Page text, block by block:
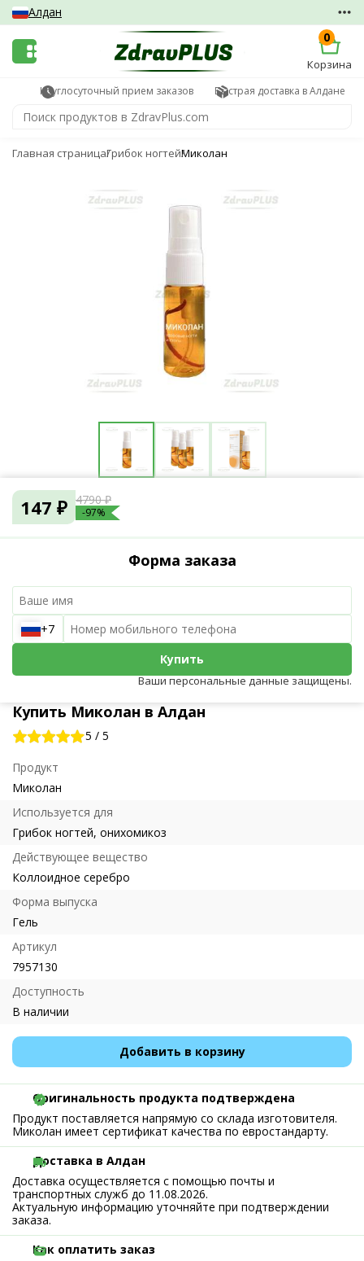
Алдан
0
Корзина
Круглосуточный прием заказов Быстрая доставка в Алдане
Главная страницаГрибок ногтейМиколан
Купить Миколан в Алдан
5 / 5
Продукт
Миколан
Используется для
Грибок ногтей, онихомикоз
Действующее вещество
Коллоидное серебро
Форма выпуска
Гель
Артикул
7957130
Доступность
В наличии
Добавить в корзину
147 ₽ 4790 ₽
-97%
Форма заказа
+7
Купить
Ваши персональные данные защищены.
Оригинальность продукта подтверждена
Продукт поставляется напрямую со склада изготовителя.
Миколан имеет сертификат качества по евростандарту.
Доставка в Алдан
Доставка осуществляется с помощью почты и
транспортных служб до 11.08.2026.
Актуальную информацию уточняйте при подтверждении
заказа.
Как оплатить заказ